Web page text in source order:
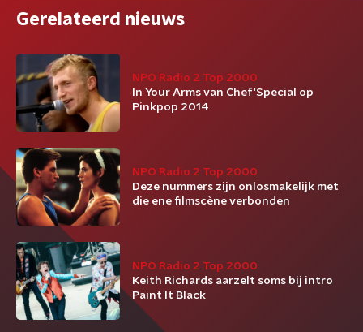
Gerelateerd nieuws
NPO Radio 2 Top 2000
In Your Arms van Chef'Special op
Pinkpop 2014
NPO Radio 2 Top 2000
Deze nummers zijn onlosmakelijk met
die ene filmscène verbonden
NPO Radio 2 Top 2000
Keith Richards aarzelt soms bij intro
Paint It Black